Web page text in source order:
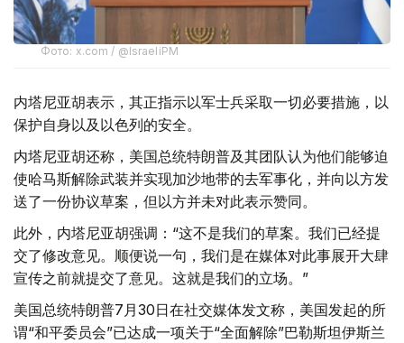
Фото: x.com / @IsraeliPM
内塔尼亚胡表示，其正指示以军士兵采取一切必要措施，以
保护自身以及以色列的安全。
内塔尼亚胡还称，美国总统特朗普及其团队认为他们能够迫
使哈马斯解除武装并实现加沙地带的去军事化，并向以方发
送了一份协议草案，但以方并未对此表示赞同。
此外，内塔尼亚胡强调：“这不是我们的草案。我们已经提
交了修改意见。顺便说一句，我们是在媒体对此事展开大肆
宣传之前就提交了意见。这就是我们的立场。”
美国总统特朗普7月30日在社交媒体发文称，美国发起的所
谓“和平委员会”已达成一项关于“全面解除”巴勒斯坦伊斯兰